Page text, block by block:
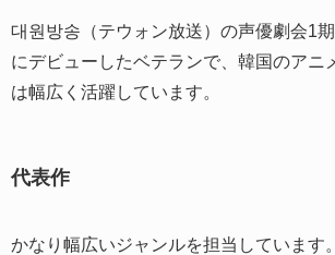
대원방송（テウォン放送）の声優劇会1
にデビューしたベテランで、韓国のアニ
は幅広く活躍しています。
代表作
かなり幅広いジャンルを担当しています。